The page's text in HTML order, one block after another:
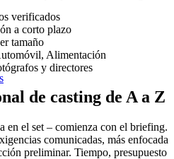
verificados
a corto plazo
tamaño
Alimentación
y directores
de casting de A a Z
en el set – comienza con el briefing.
comunicadas, más enfocada
preliminar. Tiempo, presupuesto